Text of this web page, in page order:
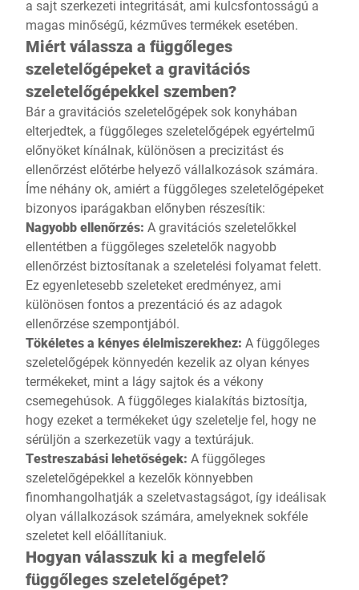
a sajt szerkezeti integritását, ami kulcsfontosságú a
magas minőségű, kézműves termékek esetében.
Miért válassza a függőleges
szeletelőgépeket a gravitációs
szeletelőgépekkel szemben?
Bár a gravitációs szeletelőgépek sok konyhában
elterjedtek, a függőleges szeletelőgépek egyértelmű
előnyöket kínálnak, különösen a precizitást és
ellenőrzést előtérbe helyező vállalkozások számára.
Íme néhány ok, amiért a függőleges szeletelőgépeket
bizonyos iparágakban előnyben részesítik:
Nagyobb ellenőrzés: A gravitációs szeletelőkkel
ellentétben a függőleges szeletelők nagyobb
ellenőrzést biztosítanak a szeletelési folyamat felett.
Ez egyenletesebb szeleteket eredményez, ami
különösen fontos a prezentáció és az adagok
ellenőrzése szempontjából.
Tökéletes a kényes élelmiszerekhez: A függőleges
szeletelőgépek könnyedén kezelik az olyan kényes
termékeket, mint a lágy sajtok és a vékony
csemegehúsok. A függőleges kialakítás biztosítja,
hogy ezeket a termékeket úgy szeletelje fel, hogy ne
sérüljön a szerkezetük vagy a textúrájuk.
Testreszabási lehetőségek: A függőleges
szeletelőgépekkel a kezelők könnyebben
finomhangolhatják a szeletvastagságot, így ideálisak
olyan vállalkozások számára, amelyeknek sokféle
szeletet kell előállítaniuk.
Hogyan válasszuk ki a megfelelő
függőleges szeletelőgépet?